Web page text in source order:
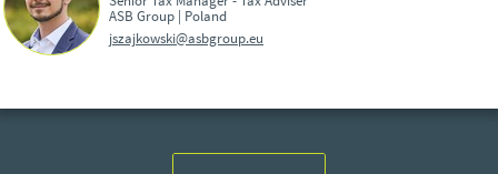
ASB Group | Poland
jszajkowski@asbgroup.eu